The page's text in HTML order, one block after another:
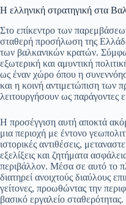
Η ελληνική στρατηγική στα
Στο επίκεντρο των
σταθερή προσήλωση της
των βαλκανικών κρατών.
εξωτερική και αμυντική
ως έναν χώρο όπου η
και η κοινή αντιμετώπιση των
λειτουργήσουν ως παράγοντες
Η προσέγγιση αυτή αποκτά
μια περιοχή με έντονο
ιστορικές αντιθέσεις,
εξελίξεις και ζητήματα
περιβάλλον. Μέσα σε αυτό το
διατηρεί ανοιχτούς διαύλους
γείτονες, προωθώντας την
βασικό εργαλείο σταθερότητας.